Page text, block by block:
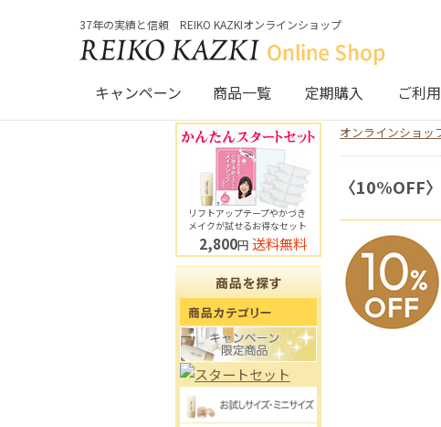
37年の実績と信頼 REIKO KAZKIオンラインショップ
キャンペーン 商品一覧 定期購入 ご利
リフトアップテープやかづき
メイクが試せるお得なセット
2,800円 送料無料
オンラインショッ
〈10%OFF